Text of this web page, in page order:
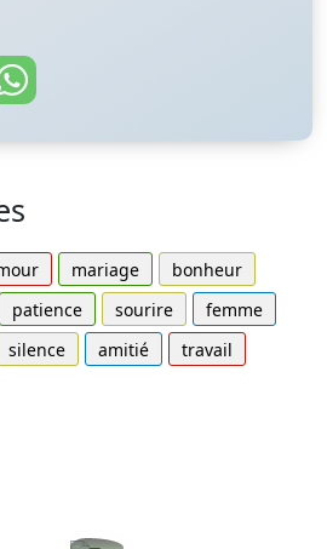
mariage
bonheur
patience sourire
femme
silence amitié
travail